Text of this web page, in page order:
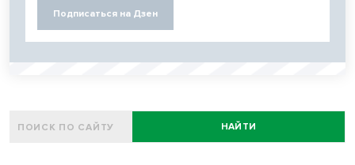
Подписаться на Дзен
НАЙТИ